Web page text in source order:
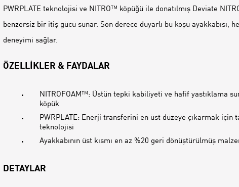
PWRPLATE teknolojisi ve NITRO™ köpüğü ile donatılmış Deviate
benzersiz bir itiş gücü sunar. Son derece duyarlı bu koşu ayakkabısı,
deneyimi sağlar.
ÖZELLİKLER & FAYDALAR
NITROFOAM™: Üstün tepki kabiliyeti ve hafif yastıklama
köpük
PWRPLATE: Enerji transferini en üst düzeye çıkarmak için
teknolojisi
Ayakkabının üst kısmı en az %20 geri dönüştürülmüş
DETAYLAR